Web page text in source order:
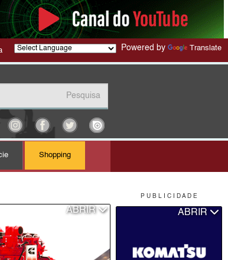
P U B L I C I D A D E
ABRIR
Powered by Translate
Shopping
ABRIR